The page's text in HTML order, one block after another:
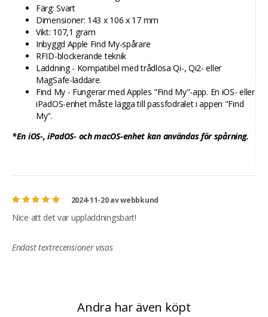
Färg: Svart
Dimensioner: 143 x 106 x 17 mm
Vikt: 107,1 gram
Inbyggd Apple Find My-spårare
RFID-blockerande teknik
Laddning - Kompatibel med trådlösa Qi-, Qi2- eller
MagSafe-laddare.
Find My - Fungerar med Apples "Find My"-app. En iOS- eller
iPadOS-enhet måste lägga till passfodralet i appen "Find
My".
*En iOS-, iPadOS- och macOS-enhet kan användas för spårning.
2024-11-20avwebbkund
Nice att det var uppladdningsbart!
Endast textrecensioner visas
Andra har även köpt